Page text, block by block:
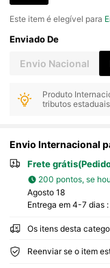
Este item é elegível para
Enviado De
Envio Nacional
Produto
tributos
Envio Internacional
Frete
200 pontos, se
Agosto 18
Entrega em 4-7 dias
Os itens desta